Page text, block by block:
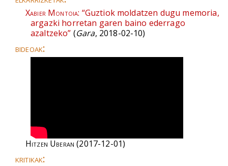
Xabier Montoia: “Guztiok moldatzen dugu memoria,
argazki horretan garen baino ederrago
azaltzeko” (Gara, 2018-02-10)
bideoak:
Hitzen Uberan (2017-12-01)
kritikak: